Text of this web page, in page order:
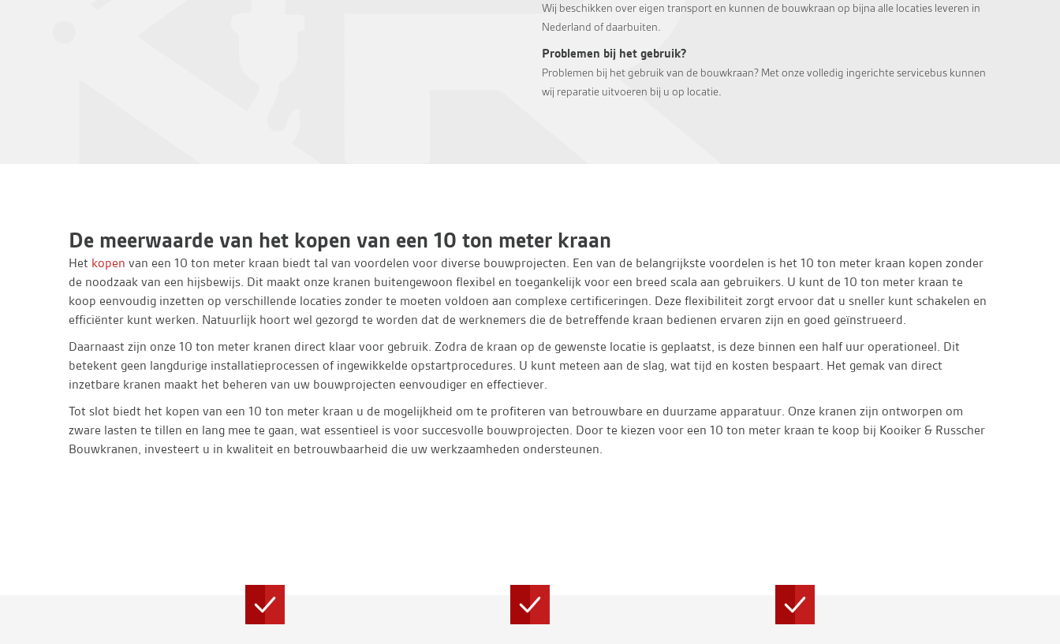
Wij beschikken over eigen transport en kunnen de bouwkraan op bijna alle locaties leveren in
Nederland of daarbuiten.
Problemen bij het gebruik?
Problemen bij het gebruik van de bouwkraan? Met onze volledig ingerichte servicebus kunnen
wij reparatie uitvoeren bij u op locatie.
De meerwaarde van het kopen van een 10 ton meter kraan
Het kopen van een 10 ton meter kraan biedt tal van voordelen voor diverse bouwprojecten. Een van de belangrijkste voordelen is het 10 ton meter kraan kopen zonder
de noodzaak van een hijsbewijs. Dit maakt onze kranen buitengewoon flexibel en toegankelijk voor een breed scala aan gebruikers. U kunt de 10 ton meter kraan te
koop eenvoudig inzetten op verschillende locaties zonder te moeten voldoen aan complexe certificeringen. Deze flexibiliteit zorgt ervoor dat u sneller kunt schakelen en
efficiënter kunt werken. Natuurlijk hoort wel gezorgd te worden dat de werknemers die de betreffende kraan bedienen ervaren zijn en goed geïnstrueerd.
Daarnaast zijn onze 10 ton meter kranen direct klaar voor gebruik. Zodra de kraan op de gewenste locatie is geplaatst, is deze binnen een half uur operationeel. Dit
betekent geen langdurige installatieprocessen of ingewikkelde opstartprocedures. U kunt meteen aan de slag, wat tijd en kosten bespaart. Het gemak van direct
inzetbare kranen maakt het beheren van uw bouwprojecten eenvoudiger en effectiever.
Tot slot biedt het kopen van een 10 ton meter kraan u de mogelijkheid om te profiteren van betrouwbare en duurzame apparatuur. Onze kranen zijn ontworpen om
zware lasten te tillen en lang mee te gaan, wat essentieel is voor succesvolle bouwprojecten. Door te kiezen voor een 10 ton meter kraan te koop bij Kooiker & Russcher
Bouwkranen, investeert u in kwaliteit en betrouwbaarheid die uw werkzaamheden ondersteunen.